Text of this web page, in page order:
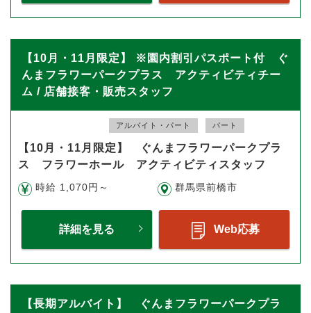
【10月・11月限定】 ※園内割引パスポート付 ぐ
んまフラワーパークプラス アクティビティチー
ム / 店舗接客・販売スタッフ
アルバイト・パート パート
【10月・11月限定】 ぐんまフラワーパークプラ
ス フラワーホール アクティビティスタッフ
時給 1,070円～ 群馬県前橋市
詳細を見る Web応募
【長期アルバイト】 ぐんまフラワーパークプラ